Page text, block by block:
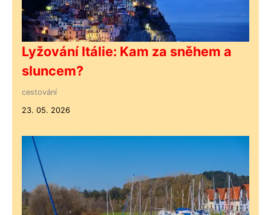
Lyžování Itálie: Kam za sněhem a
sluncem?
cestování
23. 05. 2026